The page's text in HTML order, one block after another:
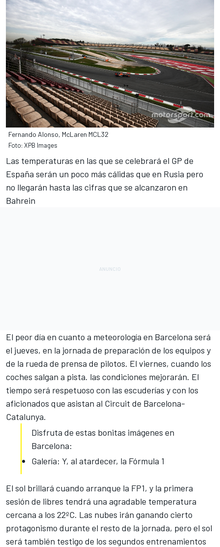
Fernando Alonso, McLaren MCL32
Foto: XPB Images
Las temperaturas en las que se celebrará el GP de
España serán un poco más cálidas que en Rusia pero
no llegarán hasta las cifras que se alcanzaron en
Bahrein
El peor día en cuanto a meteorología en Barcelona será
el jueves, en la jornada de preparación de los equipos y
de la rueda de prensa de pilotos. El viernes, cuando los
coches salgan a pista. las condiciones mejorarán. El
tiempo será respetuoso con las escuderías y con los
aficionados que asistan al Circuit de Barcelona-
Catalunya.
Disfruta de estas bonitas imágenes en
Barcelona:
Galería: Y, al atardecer, la Fórmula 1
El sol brillará cuando arranque la FP1, y la primera
sesión de libres tendrá una agradable temperatura
cercana a los 22ºC. Las nubes irán ganando cierto
protagonismo durante el resto de la jornada, pero el sol
será también testigo de los segundos entrenamientos